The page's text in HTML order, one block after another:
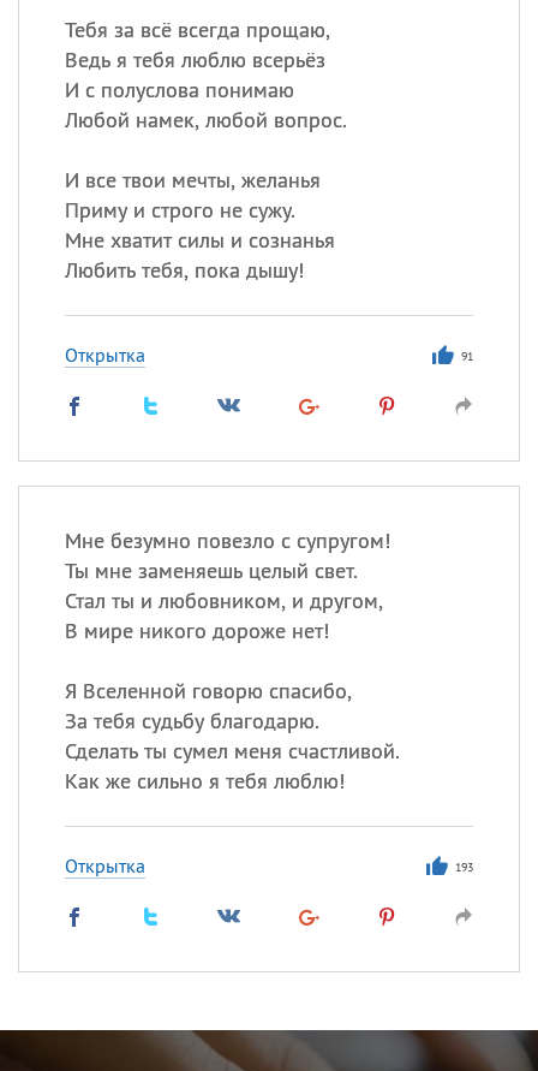
Тебя за всё всегда прощаю,
Ведь я тебя люблю всерьёз
И с полуслова понимаю
Любой намек, любой вопрос.
И все твои мечты, желанья
Приму и строго не сужу.
Мне хватит силы и сознанья
Любить тебя, пока дышу!
Открытка 91
Мне безумно повезло с супругом!
Ты мне заменяешь целый свет.
Стал ты и любовником, и другом,
В мире никого дороже нет!
Я Вселенной говорю спасибо,
За тебя судьбу благодарю.
Сделать ты сумел меня счастливой.
Как же сильно я тебя люблю!
Открытка 193